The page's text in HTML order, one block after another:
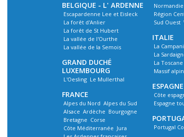
BELGIQUE - L' ARDENNE
Escapardenne Lee et Eisleck
La forêt d'Anlier
La forêt de St Hubert
La vallée de l'Ourthe
La vallée de la Semois
GRAND DUCHÉ
LUXEMBOURG
L'Oesling Le Mullerthal
FRANCE
Alpes du Nord Alpes du Sud
Alsace Ardèche Bourgogne
Bretagne Corse
Côte Méditerranée Jura
Normandie
Région
Sud Ouest
ITALIE
La
La
La Toscane
Massif
ESPAGNE
Côte
Espagne
Portugal